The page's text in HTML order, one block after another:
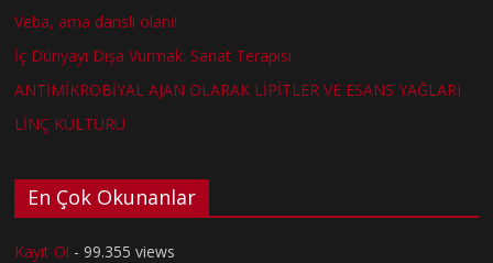
Veba, ama danslı olanı!
İç Dünyayı Dışa Vurmak: Sanat Terapisi
ANTİMİKROBİYAL AJAN OLARAK LİPİTLER VE ESANS YAĞLARI
LİNÇ KÜLTÜRÜ
En Çok Okunanlar
Kayıt Ol - 99.355 views